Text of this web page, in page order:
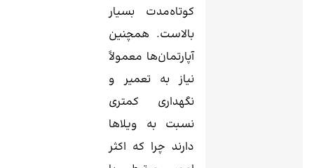
کوتاه‌مدت بسیار
بالاست. همچنین
آپارتمان‌ها معمولاً
نیاز به تعمیر و
نگهداری کمتری
نسبت به ویلاها
دارند چرا که اکثر